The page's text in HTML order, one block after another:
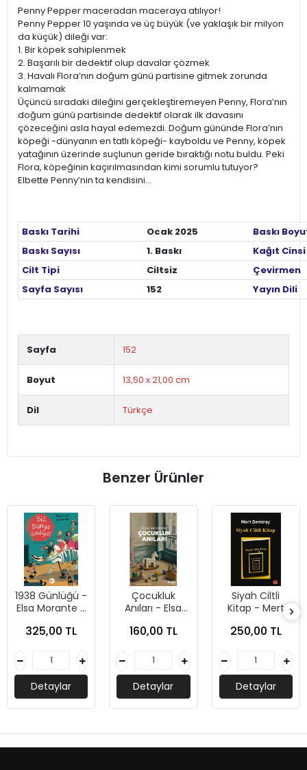
Penny Pepper maceradan maceraya atılıyor!
Penny Pepper 10 yaşında ve üç büyük (ve yaklaşık bir milyon
da küçük) dileği var:
1. Bir köpek sahiplenmek
2. Başarılı bir dedektif olup davalar çözmek
3. Havalı Flora’nın doğum günü partisine gitmek zorunda
kalmamak
Üçüncü sıradaki dileğini gerçekleştiremeyen Penny, Flora’nın
doğum günü partisinde dedektif olarak ilk davasını
çözeceğini asla hayal edemezdi. Doğum gününde Flora’nın
köpeği -dünyanın en tatlı köpeği- kayboldu ve Penny, köpek
yatağının üzerinde suçlunun geride bıraktığı notu buldu. Peki
Flora, köpeğinin kaçırılmasından kimi sorumlu tutuyor?
Elbette Penny’nin ta kendisini…
Baskı Tarihi Ocak 2025
Baskı
Baskı Sayısı
1. Baskı
Kağıt Cinsi
Cilt Tipi
Ciltsiz
Çevirmen
Sayfa Sayısı
152 Yayın Dili
Sayfa 152
Boyut 13,50 x 21,00 cm
Dil Türkçe
Benzer Ürünler
1938 Günlüğü -
Elsa Morante -
Yayınları
325,00 TL
Detaylar
Çocukluk
Anıları - Elsa
Yayınları
160,00 TL
Detaylar
Siyah Ciltli
Kitap - Mert
Kırmızı Kedi
250,00 TL
Detaylar